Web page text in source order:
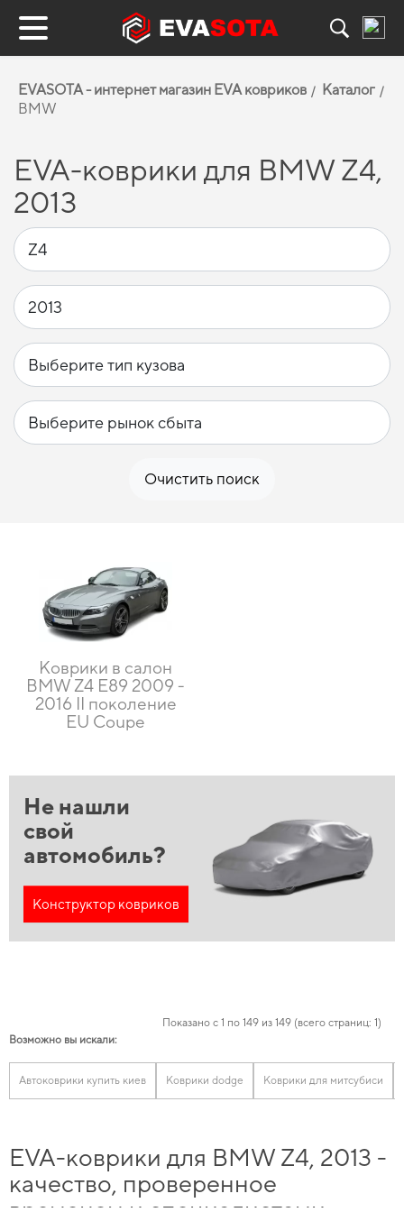
EVASOTA - интернет магазин EVA ковриков
Каталог
BMW
EVA-коврики для BMW Z4,
2013
Очистить поиск
Коврики в салон
BMW Z4 E89 2009 -
2016 II поколение
EU Coupe
Не нашли
свой
автомобиль?
Конструктор ковриков
Показано с 1 по 149 из 149 (всего страниц: 1)
Возможно вы искали:
Автоковрики купить киев Коврики dodge Коврики для митсубиси
EVA-коврики для BMW Z4, 2013 -
качество, проверенное